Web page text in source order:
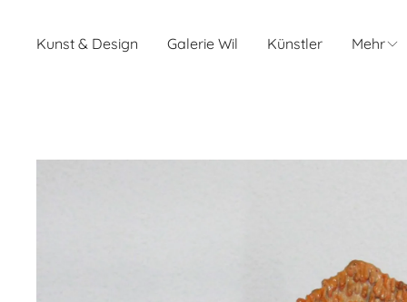
Kunst & Design Galerie Wil Künstler Mehr